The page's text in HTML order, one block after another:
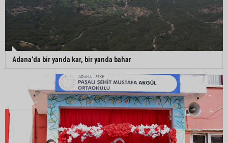
Adana’da bir yanda kar, bir yanda bahar